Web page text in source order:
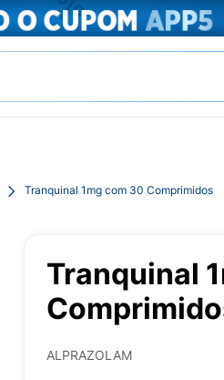
Tranquinal 1mg com 30 Comprimidos
Tranquinal
ALPRAZOLAM